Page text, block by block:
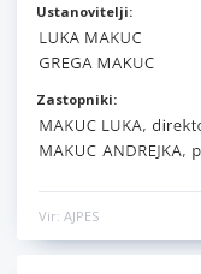
Ustanovitelji:
Zastopniki:
Vir: AJPES